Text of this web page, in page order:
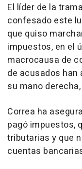
El líder de la
confesado este
que quiso
impuestos, en el
macrocausa de
de acusados
su mano
Correa ha
pagó impuestos,
tributarias y que
cuentas